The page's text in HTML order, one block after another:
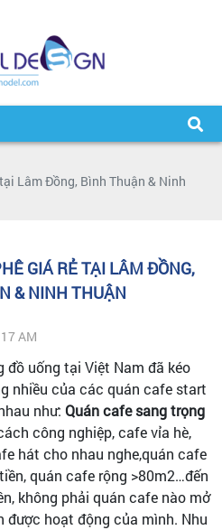
Lâm Đồng, Bình Thuận & Ninh
GIÁ RẺ TẠI LÂM ĐỒNG,
& NINH THUẬN
AM
uống tại Việt Nam đã kéo
nhiều của các quán cafe start
như: Quán cafe sang trọng
công nghiệp, cafe vỉa hè,
hát cho nhau nghe,quán cafe
quán cafe rộng >80m2…đến
không phải quán cafe nào mở
được hoạt động của mình. Nhu